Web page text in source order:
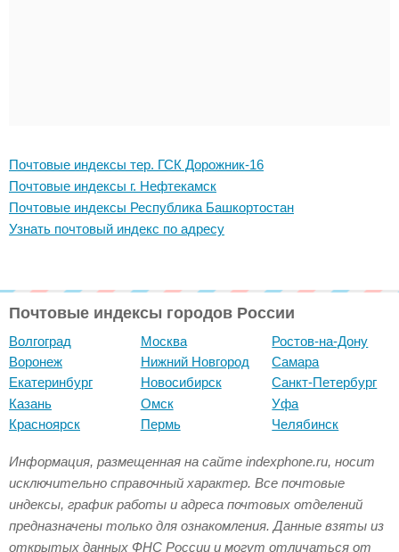
Почтовые индексы тер. ГСК Дорожник-16
Почтовые индексы г. Нефтекамск
Почтовые индексы Республика Башкортостан
Узнать почтовый индекс по адресу
Почтовые индексы городов России
Волгоград
Воронеж
Екатеринбург
Казань
Красноярск
Москва
Нижний Новгород
Новосибирск
Омск
Пермь
Ростов-на-Дону
Самара
Санкт-Петербург
Уфа
Челябинск
Информация, размещенная на сайте indexphone.ru, носит
исключительно справочный характер. Все почтовые
индексы, график работы и адреса почтовых отделений
предназначены только для ознакомления. Данные взяты из
открытых данных ФНС России и могут отличаться от